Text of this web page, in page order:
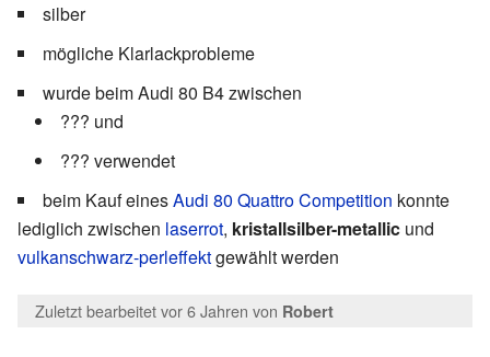
silber
mögliche Klarlackprobleme
wurde beim Audi 80 B4 zwischen
??? und
??? verwendet
beim Kauf einesAudi 80 Quattro Competition konnte
lediglich zwischen laserrot, kristallsilber-metallic und
vulkanschwarz-perleffektgewählt werden
Zuletzt bearbeitet vor 6 Jahren von Robert